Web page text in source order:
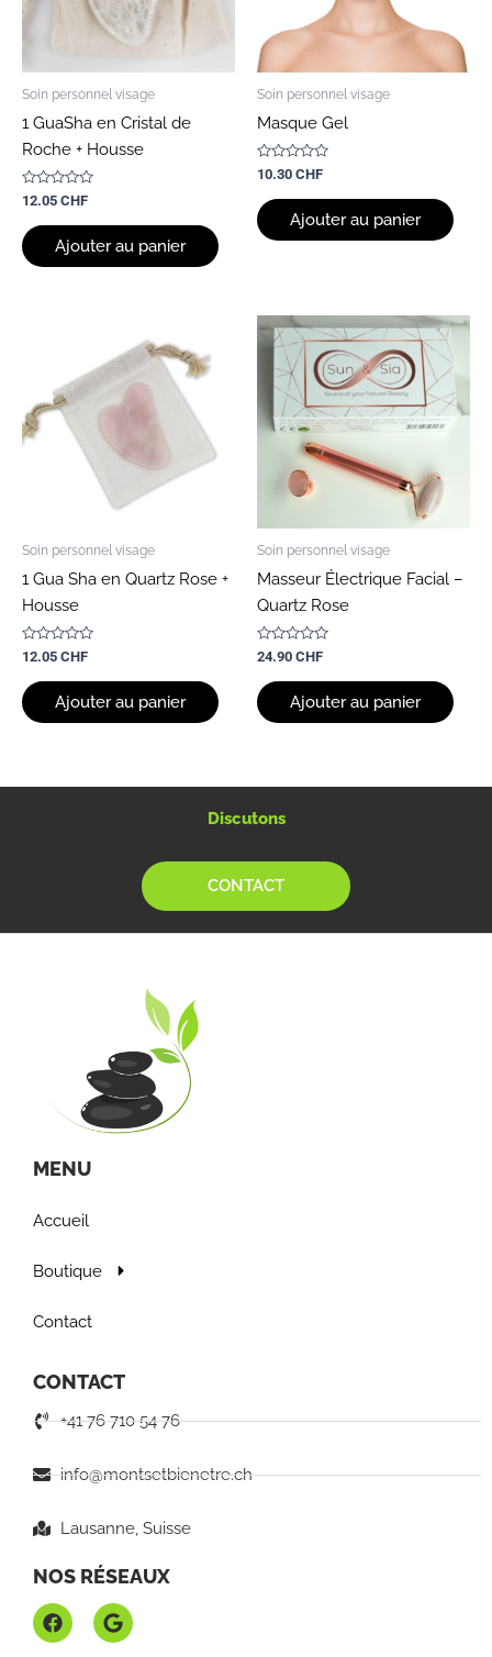
Soin personnel visage
1 GuaSha en Cristal de
Roche + Housse
Note
sur
5
12.05 CHF
Ajouter au panier
Soin personnel visage
Masque Gel
Note
sur
5
10.30 CHF
Ajouter au panier
Soin personnel visage
1 Gua Sha en Quartz Rose +
Housse
Note
0
sur
5
12.05 CHF
Ajouter au panier
Soin personnel visage
Masseur Électrique Facial –
Quartz Rose
Note
0
sur
5
24.90 CHF
Ajouter au panier
Discutons
CONTACT
MENU
Accueil
Boutique
Contact
CONTACT
+41 76 710 54 76
info@montsetbienetre.ch
Lausanne, Suisse
NOS RÉSEAUX
F
a
c
G
o
o